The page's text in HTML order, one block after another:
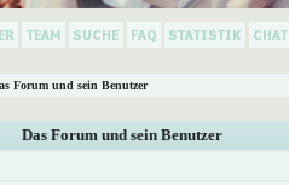
Forum und sein Benutzer
Das Forum und sein Benutzer